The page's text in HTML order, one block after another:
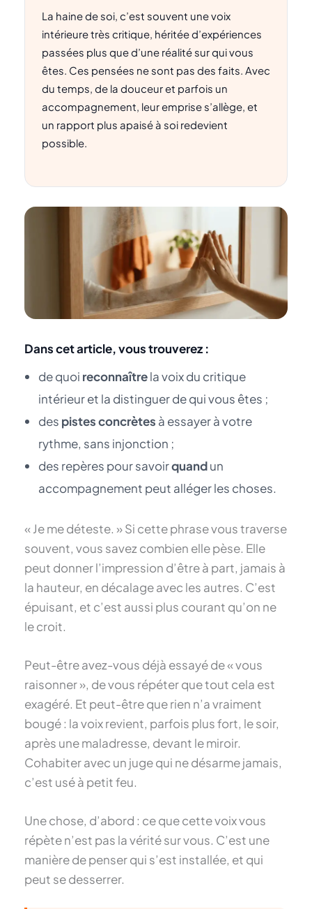
La haine de soi, c’est souvent une voix
intérieure très critique, héritée d’expériences
passées plus que d’une réalité sur qui vous
êtes. Ces pensées ne sont pas des faits. Avec
du temps, de la douceur et parfois un
accompagnement, leur emprise s’allège, et
un rapport plus apaisé à soi redevient
possible.
Dans cet article, vous trouverez :
de quoi reconnaîtrela voix du critique
intérieur et la distinguer de qui vous êtes ;
des pistes concrètes à essayer à votre
rythme, sans injonction ;
des repères pour savoirquandun
accompagnement peut alléger les choses.
« Je me déteste. » Si cette phrase vous traverse
souvent, vous savez combien elle pèse. Elle
peut donner l’impression d’être à part, jamais à
la hauteur, en décalage avec les autres. C’est
épuisant, et c’est aussi plus courant qu’on ne
le croit.
Peut-être avez-vous déjà essayé de « vous
raisonner », de vous répéter que tout cela est
exagéré. Et peut-être que rien n’a vraiment
bougé : la voix revient, parfois plus fort, le soir,
après une maladresse, devant le miroir.
Cohabiter avec un juge qui ne désarme jamais,
c’est usé à petit feu.
Une chose, d’abord : ce que cette voix vous
répète n’est pas la vérité sur vous. C’est une
manière de penser qui s’est installée, et qui
peut se desserrer.